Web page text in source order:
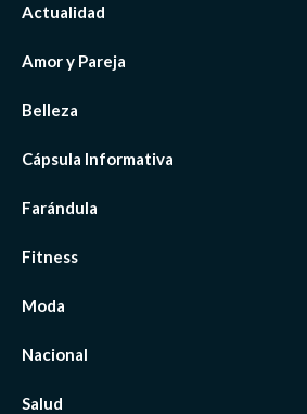
Actualidad
Amor y Pareja
Belleza
Cápsula Informativa
Farándula
Fitness
Moda
Nacional
Salud